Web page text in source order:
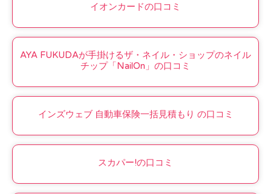
イオンカードの口コミ
AYA FUKUDAが手掛けるザ・ネイル・ショップのネイル
チップ「NailOn」の口コミ
インズウェブ 自動車保険一括見積もり の口コミ
スカパー!の口コミ